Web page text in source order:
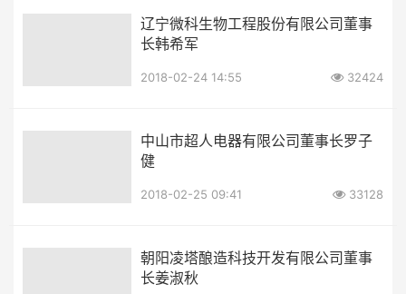
辽宁微科生物工程股份有限公司董事
长韩希军
2018-02-24 14:55 32424
中山市超人电器有限公司董事长罗子
健
2018-02-25 09:41 33128
朝阳凌塔酿造科技开发有限公司董事
长姜淑秋